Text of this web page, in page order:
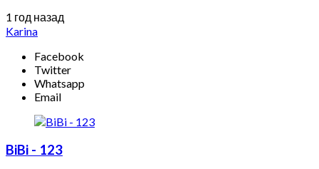
1 год назад
Karina
Facebook
Twitter
Whatsapp
Email
BiBi - 123